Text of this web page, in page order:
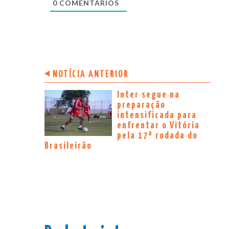
0 COMENTÁRIOS
NOTÍCIA ANTERIOR
Inter segue na
preparação
intensificada para
enfrentar o Vitória
pela 17ª rodada do
Brasileirão